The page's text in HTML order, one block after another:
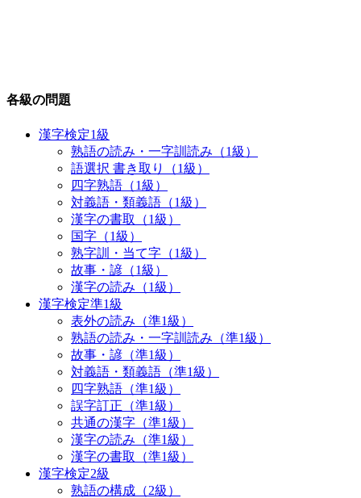
各級の問題
漢字検定1級
熟語の読み・一字訓読み（1級）
語選択 書き取り（1級）
四字熟語（1級）
対義語・類義語（1級）
漢字の書取（1級）
国字（1級）
熟字訓・当て字（1級）
故事・諺（1級）
漢字の読み（1級）
漢字検定準1級
表外の読み（準1級）
熟語の読み・一字訓読み（準1級）
故事・諺（準1級）
対義語・類義語（準1級）
四字熟語（準1級）
誤字訂正（準1級）
共通の漢字（準1級）
漢字の読み（準1級）
漢字の書取（準1級）
漢字検定2級
熟語の構成（2級）